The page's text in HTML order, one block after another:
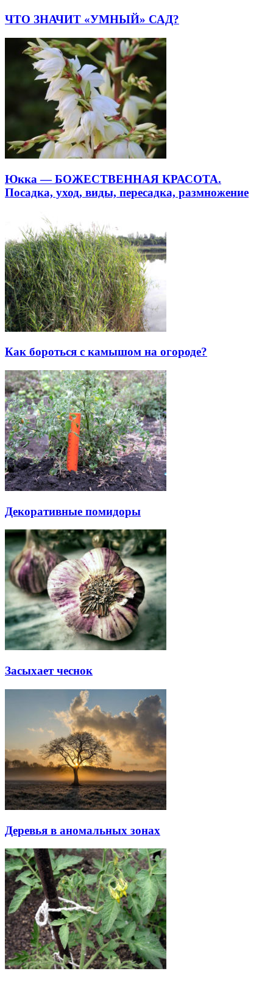
ЧТО ЗНАЧИТ «УМНЫЙ» САД?
Юкка — БОЖЕСТВЕННАЯ КРАСОТА.
Посадка, уход, виды, пересадка, размножение
Как бороться с камышом на огороде?
Декоративные помидоры
Засыхает чеснок
Деревья в аномальных зонах